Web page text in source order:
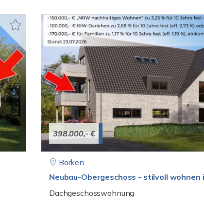
398.000,- €
Borken
Neubau-Obergeschoss - stilvoll wohnen
Dachgeschosswohnung